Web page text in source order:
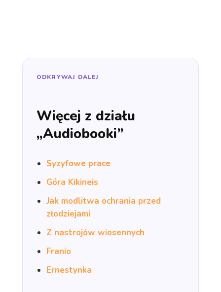
ODKRYWAJ DALEJ
Więcej z działu
„Audiobooki”
Syzyfowe prace
Góra Kikineis
Jak modlitwa ochrania przed
złodziejami
Z nastrojów wiosennych
Franio
Ernestynka